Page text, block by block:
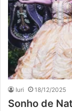
Iuri 18/12/2025
Sonho de